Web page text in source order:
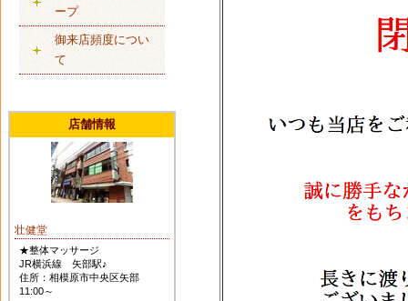
ープ
御来店頻度につい
て
店舗情報
壮健堂
★整体マッサージ
JR横浜線 矢部駅♪
住所：相模原市中央区矢部
11:00～